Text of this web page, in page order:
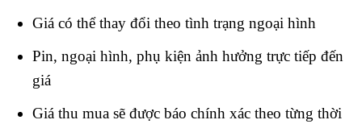
Giá có thể thay đổi theo tình trạng ngoại hình
Pin, ngoại hình, phụ kiện ảnh hưởng trực tiếp đến
giá
Giá thu mua sẽ được báo chính xác theo từng thời